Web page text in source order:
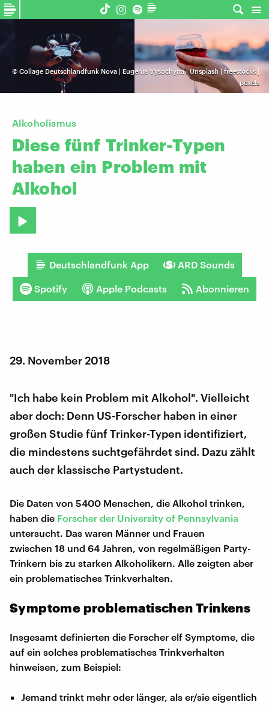
© Collage Deutschlandfunk Nova | Eugenia Vysochyna | Unsplash | freestocks |
pexels
Alkoholismus
Diese fünf Trinker-Typen
haben ein Problem mit
Alkohol
Deutschlandfunk App ARD Sounds
Spotify Apple Podcasts Abonnieren
29. November 2018
"Ich habe kein Problem mit Alkohol". Vielleicht
aber doch: Denn US-Forscher haben in einer
großen Studie fünf Trinker-Typen identifiziert,
die mindestens suchtgefährdet sind. Dazu zählt
auch der klassische Partystudent.
Die Daten von 5400 Menschen, die Alkohol trinken,
haben die Forscher der University of Pennsylvania
untersucht. Das waren Männer und Frauen
zwischen 18 und 64 Jahren, von regelmäßigen Party-
Trinkern bis zu starken Alkoholikern. Alle zeigten aber
ein problematisches Trinkverhalten.
Symptome problematischen Trinkens
Insgesamt definierten die Forscher elf Symptome, die
auf ein solches problematisches Trinkverhalten
hinweisen, zum Beispiel:
Jemand trinkt mehr oder länger, als er/sie eigentlich